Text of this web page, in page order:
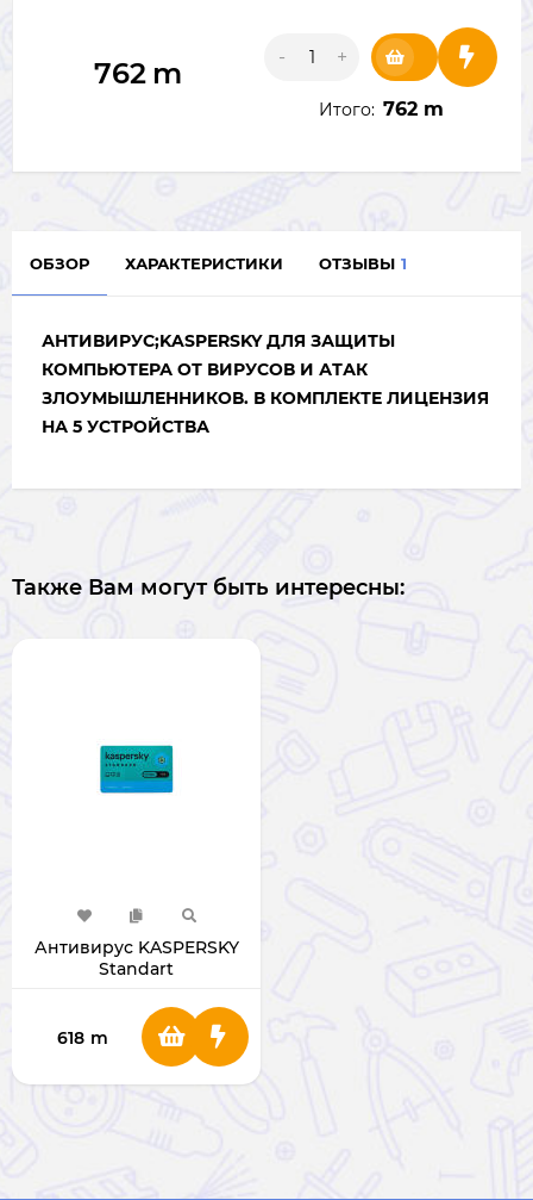
762 m - +
Итого: 762 m
ОБЗОР ХАРАКТЕРИСТИКИ ОТЗЫВЫ 1
АНТИВИРУС;KASPERSKY ДЛЯ ЗАЩИТЫ
КОМПЬЮТЕРА ОТ ВИРУСОВ И АТАК
ЗЛОУМЫШЛЕННИКОВ. В КОМПЛЕКТЕ ЛИЦЕНЗИЯ
НА 5 УСТРОЙСТВА
Также Вам могут быть интересны:
Антивирус KASPERSKY
Standart
618 m